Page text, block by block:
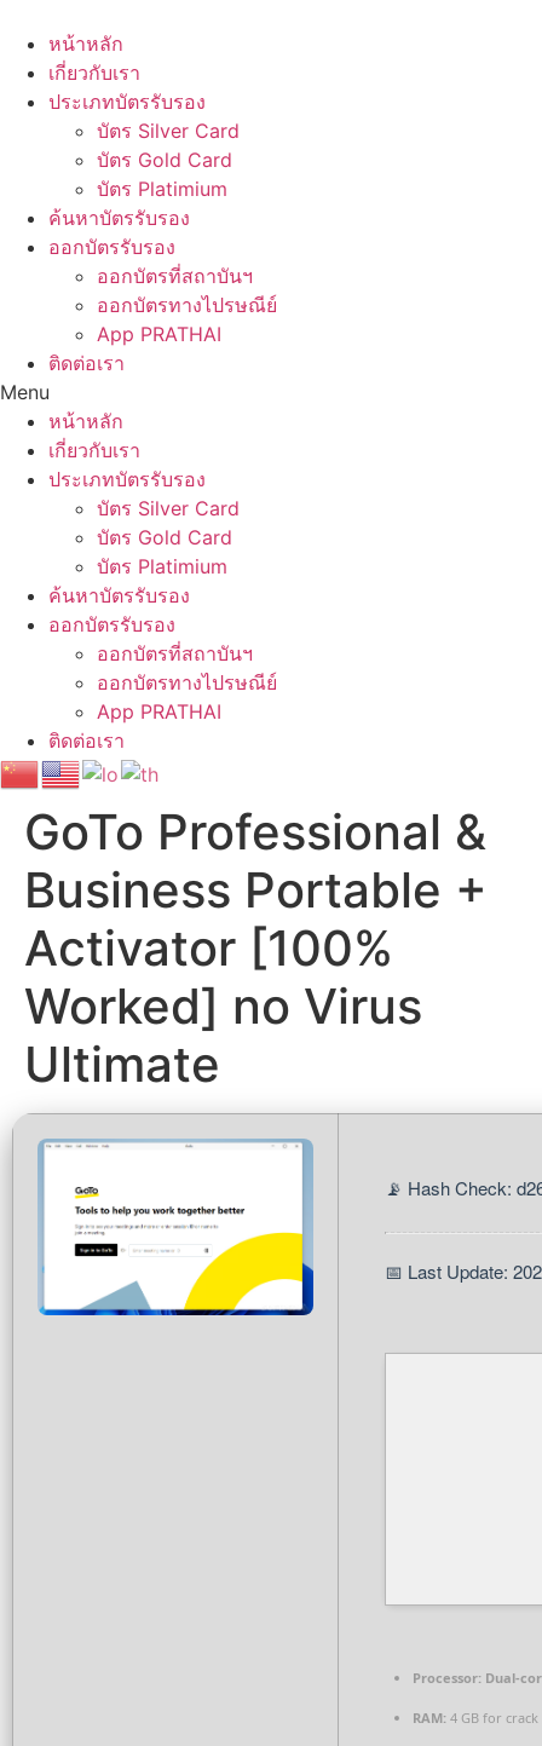
content
หน้าหลัก
เกี่ยวกับเรา
ประเภทบัตรรับรอง
บัตร Silver Card
บัตร Gold Card
บัตร Platimium
ค้นหาบัตรรับรอง
ออกบัตรรับรอง
ออกบัตรที่สถาบันฯ
ออกบัตรทางไปรษณีย์
App PRATHAI
ติดต่อเรา
Menu
หน้าหลัก
เกี่ยวกับเรา
ประเภทบัตรรับรอง
บัตร Silver Card
บัตร Gold Card
บัตร Platimium
ค้นหาบัตรรับรอง
ออกบัตรรับรอง
ออกบัตรที่สถาบันฯ
ออกบัตรทางไปรษณีย์
App PRATHAI
ติดต่อเรา
GoTo Professional &
Business Portable +
Activator [100%
Worked] no Virus
Ultimate
📡 Hash Check:
📅 Last Update:
Processor: Dual-
RAM: 4 GB for crack